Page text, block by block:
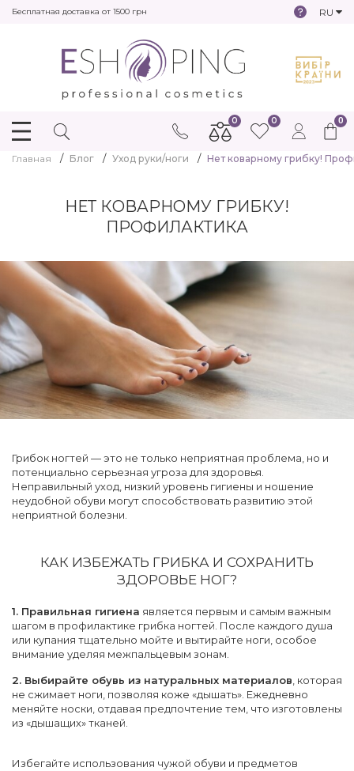
Бесплатная доставка от 1500 грн RU
0
0 0
Главная Блог Уход руки/ноги Нет коварному грибку!
НЕТ КОВАРНОМУ ГРИБКУ!
ПРОФИЛАКТИКА
Грибок ногтей — это не только неприятная проблема, но и
потенциально серьезная угроза для здоровья.
Неправильный уход, низкий уровень гигиены и ношение
неудобной обуви могут способствовать развитию этой
неприятной болезни.
КАК ИЗБЕЖАТЬ ГРИБКА И СОХРАНИТЬ
ЗДОРОВЬЕ НОГ?
1. Правильная гигиена является первым и самым важным
шагом в профилактике грибка ногтей. После каждого душа
или купания тщательно мойте и вытирайте ноги, особое
внимание уделяя межпальцевым зонам.
2. Выбирайте обувь из натуральных материалов , которая
не сжимает ноги, позволяя коже «дышать». Ежедневно
меняйте носки, отдавая предпочтение тем, что изготовлены
из «дышащих» тканей.
Избегайте использования чужой обуви и предметов